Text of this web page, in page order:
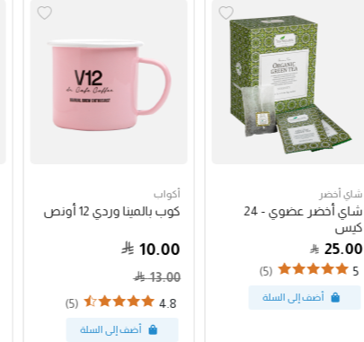
شاي أخضر
شاي أخضر عضوي - 24
كيس
25.00
5
(5)
أكواب
كوب بالمينا وردي 12 أونص
10.00
13.00
4.8
(5)